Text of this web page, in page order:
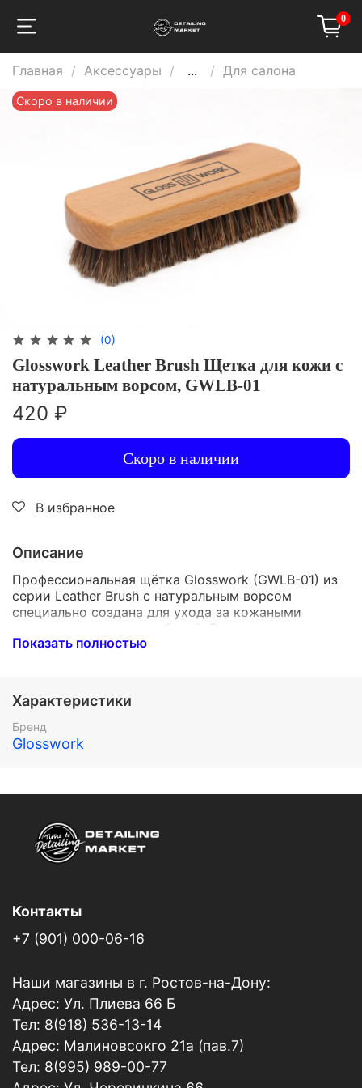
0
Главная Аксессуары ... Для салона
Скоро в наличии
(0)
Glosswork Leather Brush Щетка для кожи с
натуральным ворсом, GWLB-01
420 ₽
Скоро в наличии
В избранное
Описание
Профессиональная щётка Glosswork (GWLB-01) из
серии Leather Brush с натуральным ворсом
специально создана для ухода за кожаными
поверхностями автомобилей. Выполняет
деликатную чистку, полировку и питание кожи,
предотвращает пересыхание и растрескивание.
Удобна в использовании и хранении – идеальный
инструмент для автолюбителей, стремящихся
сохранить первозданный вид салона своего
Показать полностью
Характеристики
Бренд
Glosswork
Контакты
+7 (901) 000-06-16
Наши магазины в г. Ростов-на-Дону:
Адрес: Ул. Плиева 66 Б
Тел: 8(918) 536-13-14
Адрес: Малиновсокго 21а (пав.7)
Тел: 8(995) 989-00-77